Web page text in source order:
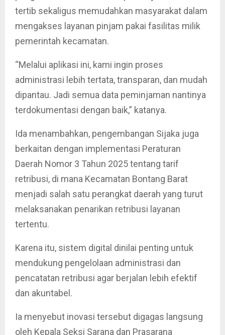
tertib sekaligus memudahkan masyarakat dalam
mengakses layanan pinjam pakai fasilitas milik
pemerintah kecamatan.
“Melalui aplikasi ini, kami ingin proses
administrasi lebih tertata, transparan, dan mudah
dipantau. Jadi semua data peminjaman nantinya
terdokumentasi dengan baik,” katanya.
Ida menambahkan, pengembangan Sijaka juga
berkaitan dengan implementasi Peraturan
Daerah Nomor 3 Tahun 2025 tentang tarif
retribusi, di mana Kecamatan Bontang Barat
menjadi salah satu perangkat daerah yang turut
melaksanakan penarikan retribusi layanan
tertentu.
Karena itu, sistem digital dinilai penting untuk
mendukung pengelolaan administrasi dan
pencatatan retribusi agar berjalan lebih efektif
dan akuntabel.
Ia menyebut inovasi tersebut digagas langsung
oleh Kepala Seksi Sarana dan Prasarana